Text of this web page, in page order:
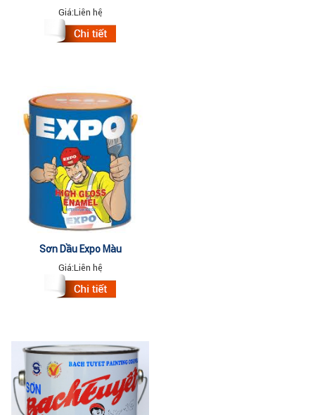
Nâu,Yamaha , Đỏ...) 2.8kg
Giá:Liên hệ
Sơn Dầu Expo Màu
555,650,640,680,910,940,999
17.75Lit
Giá:Liên hệ